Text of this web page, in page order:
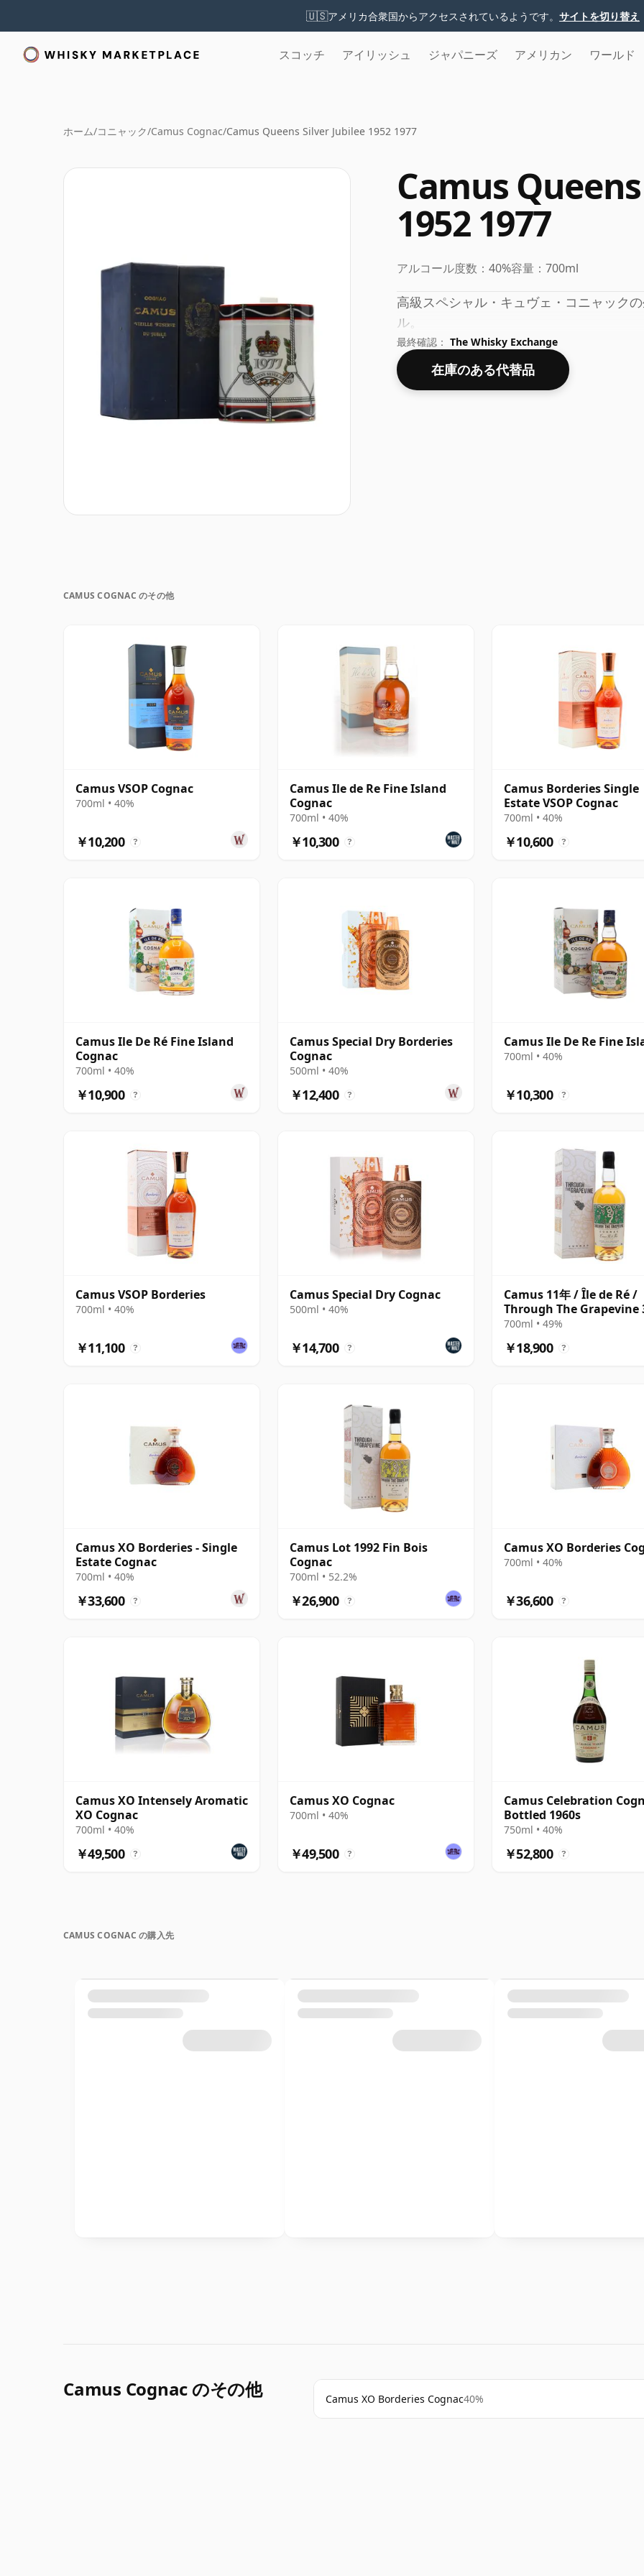
🇺🇸アメリカ合衆国からアクセスされているようです。 サイトを切り替え
スコッチ アイリッシュ ジャパニーズ アメリカン ワールド
ホーム/コニャック/Camus Cognac/Camus Queens Silver Jubilee 1952 1977
Camus
1952 1977
アルコール度数： 40%容量： 700ml
高級スペシャル・キュヴェ・コニャック
ル。
最終確認： The Whisky Exchange
在庫のある代替品
CAMUS COGNAC のその他
Camus VSOP Cognac
700ml • 40%
￥10,200 ?
Camus Ile de Re Fine Island
Cognac
700ml • 40%
￥10,300 ?
Camus Borderies Single
Estate VSOP Cognac
700ml • 40%
￥10,600 ?
Camus Ile De Ré Fine Island
Cognac
700ml • 40%
￥10,900 ?
Camus Special Dry Borderies
Cognac
500ml • 40%
￥12,400 ?
Camus Ile De Re Fine
700ml • 40%
￥10,300 ?
Camus VSOP Borderies
700ml • 40%
￥11,100 ?
Camus Special Dry Cognac
500ml • 40%
￥14,700 ?
Camus 11年 / Île de Ré /
Through The Grapevine
700ml • 49%
￥18,900 ?
Camus XO Borderies - Single
Estate Cognac
700ml • 40%
￥33,600 ?
Camus Lot 1992 Fin Bois
Cognac
700ml • 52.2%
￥26,900 ?
Camus XO Borderies
700ml • 40%
￥36,600 ?
Camus XO Intensely Aromatic
XO Cognac
700ml • 40%
￥49,500 ?
Camus XO Cognac
700ml • 40%
￥49,500 ?
Camus Celebration
Bottled 1960s
750ml • 40%
￥52,800 ?
CAMUS COGNAC の購入先
Camus Cognac のその他 Camus XO Borderies Cognac40%